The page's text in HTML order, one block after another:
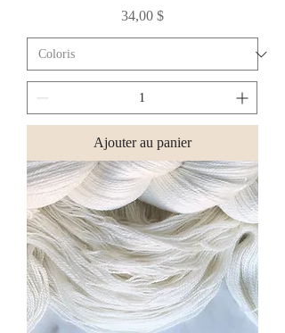
Prix
34,00 $
Ajouter au panier